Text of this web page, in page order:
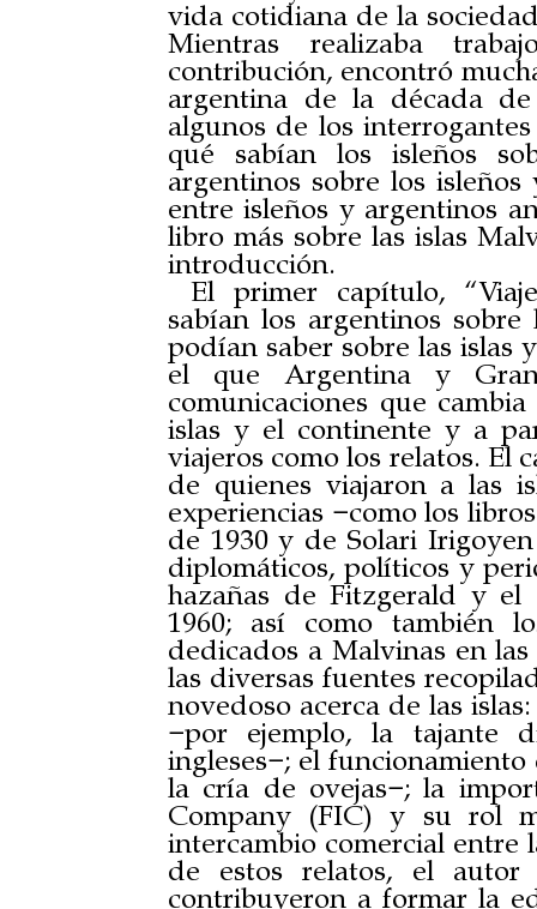
vida cotidiana de la
Mientras realizaba
contribución, encontró
argentina de la década
algunos de los
qué sabían los isleños
argentinos sobre los
entre isleños y argentinos
libro más sobre las islas
introducción.
El primer capítulo,
sabían los argentinos sobre
podían saber sobre las islas
el que Argentina y
comunicaciones que
islas y el continente y a
viajeros como los relatos. El
de quienes viajaron a las
experiencias −como los
de 1930 y de Solari
diplomáticos, políticos y
hazañas de Fitzgerald y
1960; así como también
dedicados a Malvinas en
las diversas fuentes
novedoso acerca de las
−por ejemplo, la tajante
ingleses−; el
la cría de ovejas−; la
Company (FIC) y su rol
intercambio comercial entre
de estos relatos, el autor
contribuyeron a formar la